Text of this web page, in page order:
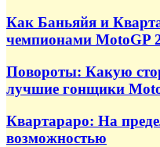
Как Баньяйя и
чемпионами MotoGP
Повороты: Какую
лучшие гонщики
Квартараро: На
возможностью